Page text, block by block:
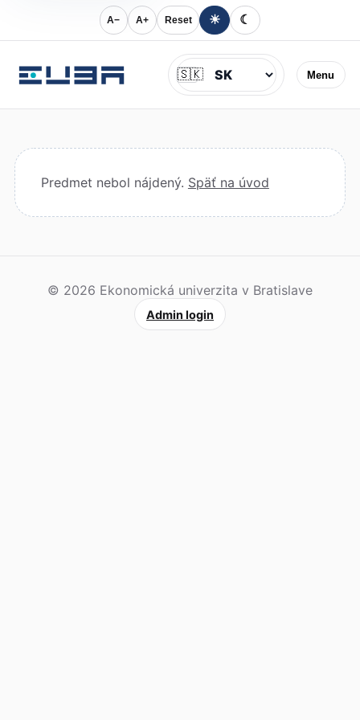
A− A+ Reset ☀ ☾
Menu
Jazyk
🇸🇰
Predmet nebol nájdený. Späť na úvod
© 2026 Ekonomická univerzita v Bratislave
Admin login